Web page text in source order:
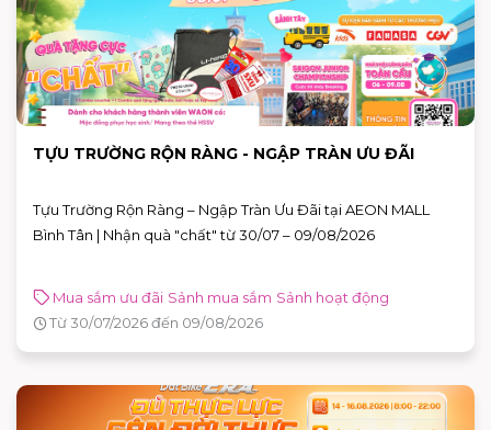
TỰU TRƯỜNG RỘN RÀNG - NGẬP TRÀN ƯU ĐÃI
Tựu Trường Rộn Ràng – Ngập Tràn Ưu Đãi tại AEON MALL
Bình Tân | Nhận quà "chất" từ 30/07 – 09/08/2026
Mua sắm ưu đãi Sảnh mua sắm Sảnh hoạt động
Từ 30/07/2026 đến 09/08/2026